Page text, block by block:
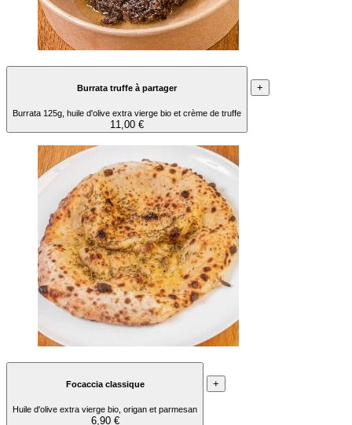
Burrata truffe à partager
Burrata 125g, huile d'olive extra vierge bio et crème de truffe
11,00 €
+
Focaccia classique
Huile d'olive extra vierge bio, origan et parmesan
6,90 €
+